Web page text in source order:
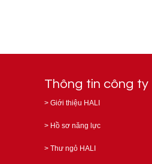
Thông tin công ty
> Giới thiệu HALI
> Hồ sơ năng lực
> Thư ngỏ HALI